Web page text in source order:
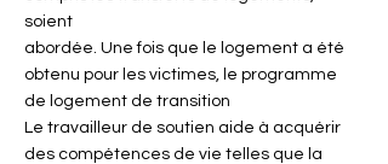
soient
abordée. Une fois que le logement a été
obtenu pour les victimes, le programme
de logement de transition
Le travailleur de soutien aide à acquérir
des compétences de vie telles que la